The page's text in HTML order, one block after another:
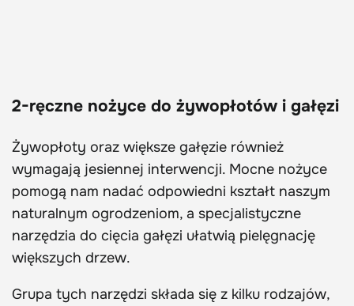
2-ręczne nożyce do żywopłotów i gałęzi
Żywopłoty oraz większe gałęzie również
wymagają jesiennej interwencji. Mocne nożyce
pomogą nam nadać odpowiedni kształt naszym
naturalnym ogrodzeniom, a specjalistyczne
narzędzia do cięcia gałęzi ułatwią pielęgnację
większych drzew.
Grupa tych narzędzi składa się z kilku rodzajów,